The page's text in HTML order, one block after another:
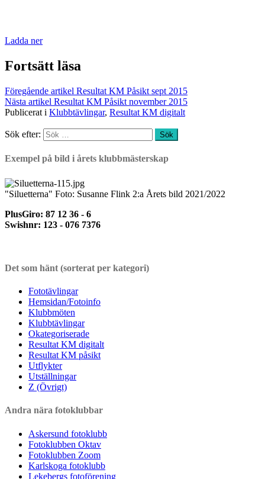
Ladda ner
Fortsätt läsa
Föregående artikel Resultat KM Påsikt sept 2015
Nästa artikel Resultat KM Påsikt november 2015
Publicerat i Klubbtävlingar, Resultat KM digitalt
Sök efter:
Exempel på bild i årets klubbmästerskap
"Siluetterna" Foto: Susanne Flink 2:a Årets bild 2021/2022
PlusGiro: 87 12 36 - 6
Swishnr: 123 - 076 7376
Det som hänt (sorterat per kategori)
Fototävlingar
Hemsidan/Fotoinfo
Klubbmöten
Klubbtävlingar
Okategoriserade
Resultat KM digitalt
Resultat KM påsikt
Utflykter
Utställningar
Z (Övrigt)
Andra nära fotoklubbar
Askersund fotoklubb
Fotoklubben Oktav
Fotoklubben Zoom
Karlskoga fotoklubb
Lekebergs fotoförening